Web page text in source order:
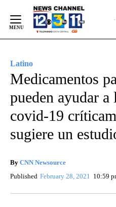
Content
Latino
Medicamentos
pueden ayudar a
covid-19
sugiere un
By CNN Newsource
Published February 28, 2021 10:59